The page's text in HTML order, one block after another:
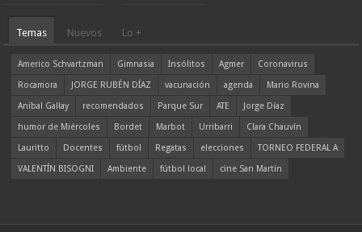
Temas Nuevos Lo +
Americo Schvartzman Gimnasia Insólitos Agmer
Coronavirus
Rocamora
JORGE RUBÉN DÍAZ vacunación agenda
Mario Rovina
Aníbal Gallay
recomendados Parque Sur ATE
Jorge Díaz
humor de Miércoles
Bordet Marbot Urribarri
Clara Chauvín
Lauritto
Docentes fútbol Regatas elecciones
TORNEO FEDERAL A
VALENTÍN BISOGNI
Ambiente fútbol local cine San Martín